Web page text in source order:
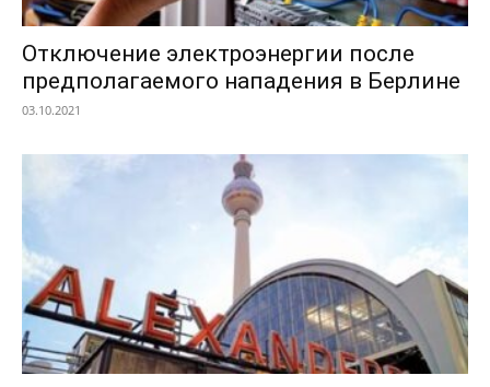
Отключение электроэнергии после
предполагаемого нападения в Берлине
03.10.2021